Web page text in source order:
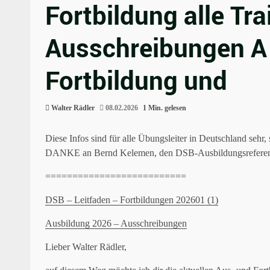
Fortbildung alle
Ausschreibungen
Fortbildung und
Walter Rädler 08.02.2026 1 Min. gelesen
Diese Infos sind für alle Übungsleiter in Deutschland
DANKE an Bernd Kelemen, den DSB-
==========================
DSB – Leitfaden – Fortbildungen 202601 (1)
Ausbildung 2026 – Ausschreibungen
Lieber Walter Rädler,